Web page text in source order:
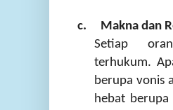
c. Makna dan
Setiap
terhukum.
berupa vonis
hebat berupa